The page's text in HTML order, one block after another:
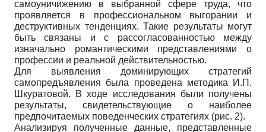
самоуничижению в выбранной сфере труда, что
проявляется в профессиональном выгорании и
деструктивных тенденциях. Такие результаты могут
быть связаны и с рассогласованностью между
изначально романтическими представлениями о
профессии и реальной действительностью.
Для выявления доминирующих стратегий
самопредъявления была проведена методика И.П.
Шкуратовой. В ходе исследования были получены
результаты, свидетельствующие о наиболее
предпочитаемых поведенческих стратегиях (рис. 2).
Анализируя полученные данные, представленные